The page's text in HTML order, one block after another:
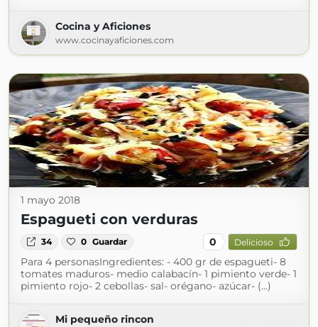
Cocina y Aficiones
www.cocinayaficiones.com
1 mayo 2018
Espagueti con verduras
34 0 Guardar 0 Delicioso
Para 4 personasIngredientes: - 400 gr de espagueti- 8
tomates maduros- medio calabacín- 1 pimiento verde- 1
pimiento rojo- 2 cebollas- sal- orégano- azúcar- (...)
Mi pequeño rincon